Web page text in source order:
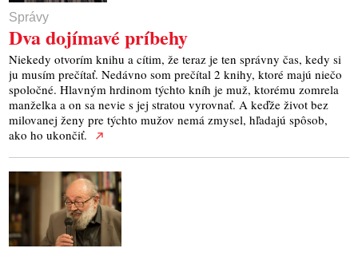
Správy
Dva dojímavé príbehy
Niekedy otvorím knihu a cítim, že teraz je ten správny čas, kedy si
ju musím prečítať. Nedávno som prečítal 2 knihy, ktoré majú niečo
spoločné. Hlavným hrdinom týchto kníh je muž, ktorému zomrela
manželka a on sa nevie s jej stratou vyrovnať. A keďže život bez
milovanej ženy pre týchto mužov nemá zmysel, hľadajú spôsob,
ako ho ukončiť.